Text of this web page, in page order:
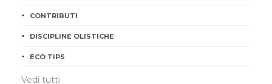
CONTRIBUTI
DISCIPLINE OLISTICHE
ECO TIPS